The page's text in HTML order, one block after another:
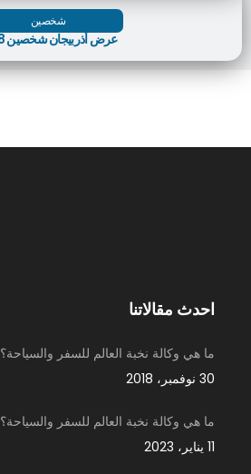
شخصين
عرض أذربيجان شخصين 8 ايام
احدث مقالاتنا
ما هي وكالة نخبة العالم للسفر والسياحة؟
30 نوفمبر، 2018
ما هي وكالة نخبة العالم للسفر والسياحة؟
11 يناير، 2023